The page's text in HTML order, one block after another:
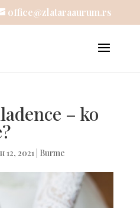
office@zlataraaurum.rs
– ko
12, 2021| Burme